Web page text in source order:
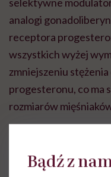
analogi
receptora
wszystkich wyżej
zmniejszeniu
progesteronu, co ma
rozmiarów
histerektomii,
Bądź z